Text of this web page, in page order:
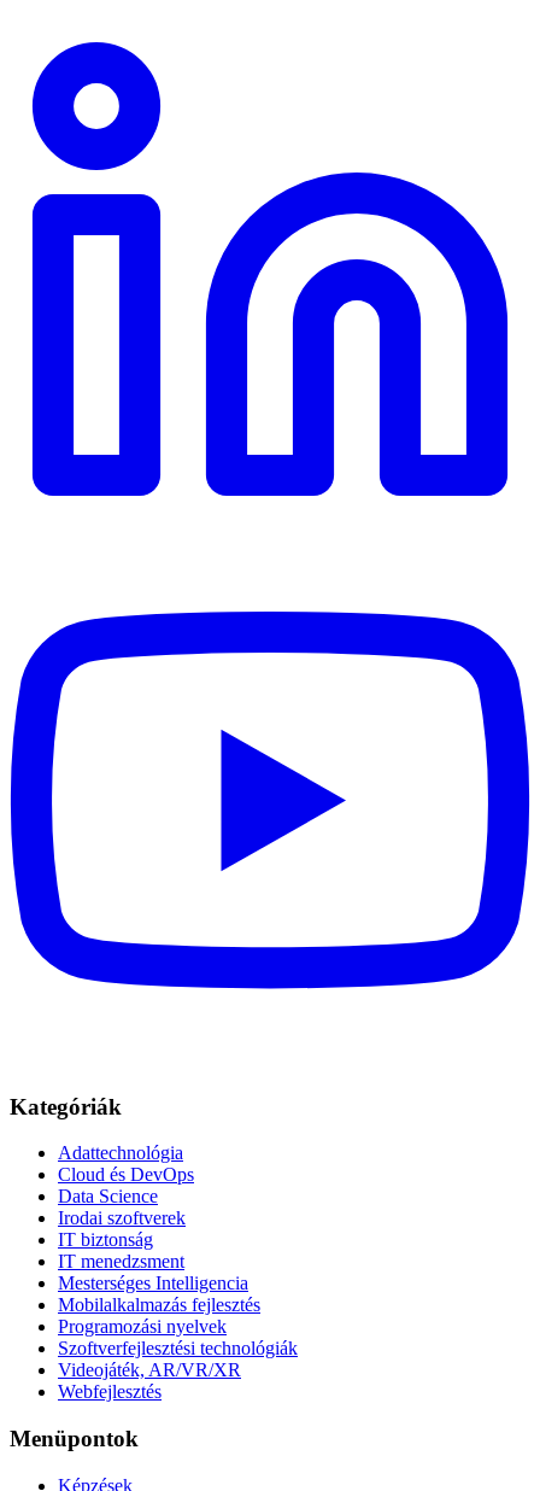
Kategóriák
Adattechnológia
Cloud és DevOps
Data Science
Irodai szoftverek
IT biztonság
IT menedzsment
Mesterséges Intelligencia
Mobilalkalmazás fejlesztés
Programozási nyelvek
Szoftverfejlesztési technológiák
Videojáték, AR/VR/XR
Webfejlesztés
Menüpontok
Képzések